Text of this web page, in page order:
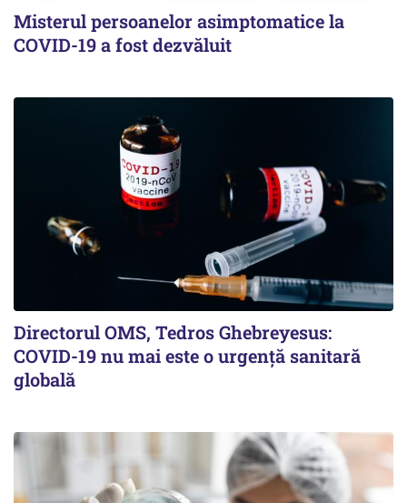
Misterul persoanelor asimptomatice la
COVID-19 a fost dezvăluit
Directorul OMS, Tedros Ghebreyesus:
COVID-19 nu mai este o urgenţă sanitară
globală